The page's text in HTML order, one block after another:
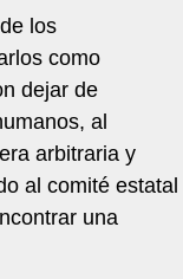
los
como
dejar de
al
arbitraria y
al comité estatal
una